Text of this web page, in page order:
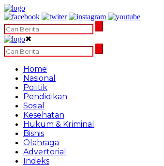
✖
Home
Nasional
Politik
Pendidikan
Sosial
Kesehatan
Hukum & Kriminal
Bisnis
Olahraga
Advertorial
Indeks